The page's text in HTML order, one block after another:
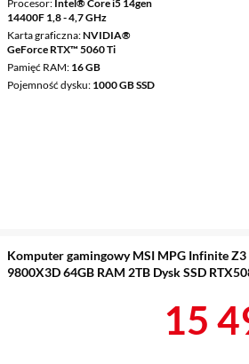
Procesor Intel® Core i5 14gen
14400F 1,8 - 4,7 GHz
Karta graficzna NVIDIA®
GeForce RTX™ 5060 Ti
Pamięć RAM 16 GB
Pojemność dysku 1000 GB SSD
Komputer gamingowy MSI MPG Infinite
9800X3D 64GB RAM 2TB Dysk SSD
15